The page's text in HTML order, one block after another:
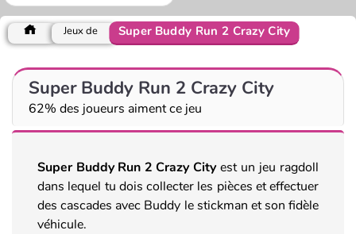
Jeux de Super Buddy Run 2 Crazy City
Super Buddy Run 2 Crazy City
62% des joueurs aiment ce jeu
Super Buddy Run 2 Crazy Cityest un jeu ragdoll
dans lequel tu dois collecter les pièces et effectuer
des cascades avec Buddy le stickman et son fidèle
véhicule.